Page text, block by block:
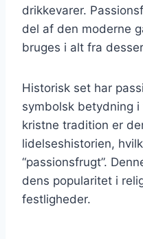
drikkevarer.
del af den moderne
bruges i alt fra
Historisk set har
symbolsk betydning
kristne tradition er
lidelseshistorien,
“passionsfrugt”.
dens popularitet i
festligheder.